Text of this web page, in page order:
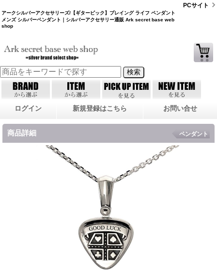
アークシルバーアクセサリーズ/【ギターピック】プレイング ライフ ペンダント
メンズ シルバーペンダント｜シルバーアクセサリー通販 Ark secret base web
shop
PCサイト
ログイン 新規登録はこちら お問い合せ
商品詳細 ペンダント